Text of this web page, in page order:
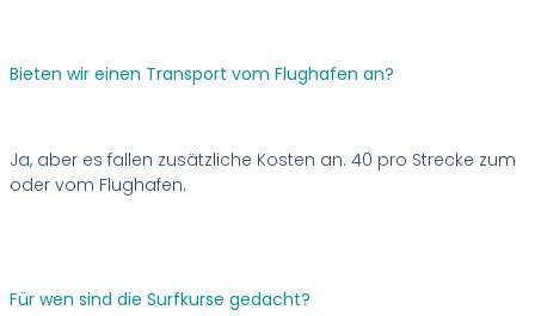
Bieten wir einen Transport vom Flughafen an?
Ja, aber es fallen zusätzliche Kosten an. 40 pro Strecke zum
oder vom Flughafen.
Für wen sind die Surfkurse gedacht?